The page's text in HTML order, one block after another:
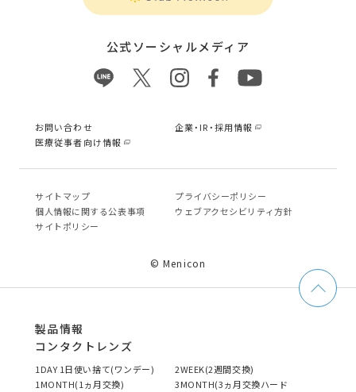
公式ソーシャルメディア
お問い合わせ
企業・IR・採用情報
医療従事者向け情報
サイトマップ
プライバシーポリシー
個⼈情報に関する公表事項
ウェブアクセシビリティ方針
サイトポリシー
© Menicon
製品情報
コンタクトレンズ
1DAY 1日使い捨て(ワンデー)
2WEEK(2週間交換)
1MONTH(1ヵ月交換)
3MONTH(3ヵ月交換ハード